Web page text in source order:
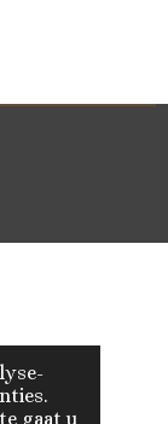
gaat u